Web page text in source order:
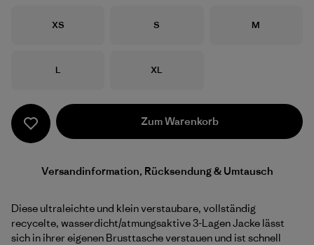
Größe
XS Größe
S Größe
M
Größe
L Größe
XL
Zum Warenkorb
Versandinformation, Rücksendung & Umtausch
Diese ultraleichte und klein verstaubare, vollständig
recycelte, wasserdicht/atmungsaktive 3-Lagen Jacke lässt
sich in ihrer eigenen Brusttasche verstauen und ist schnell